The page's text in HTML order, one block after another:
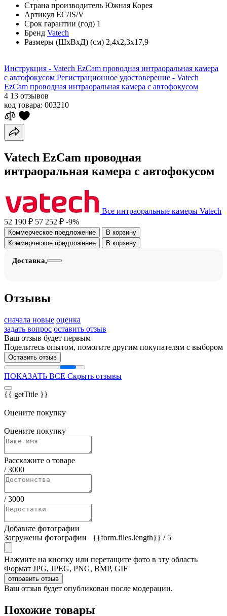
Страна производитель Южная Корея
Артикул EC/IS/V
Срок гарантии (год) 1
Бренд Vatech
Размеры (ШхВхД) (см) 2,4х2,3х17,9
Инструкция - Vatech EzCam проводная интраоральная камера
с автофокусом Регистрационное удостоверение - Vatech
EzCam проводная интраоральная камера с автофокусом
4 13 отзывов
код товара: 003210
Vatech EzCam проводная
интраоральная камера с автофокусом
Все интраоральные камеры Vatech
52 190 ₽ 57 252 ₽ -9%
Коммерческое предложение
В корзину
Коммерческое предложение
В корзину
Доставка,
Отзывы
сначала новые оценка
задать вопрос оставить отзыв
Ваш отзыв будет первым
Поделитесь опытом, помогите другим покупателям с выбором
Оставить отзыв
ПОКАЗАТЬ ВСЕ Скрыть отзывы
{{ getTitle }}
Оцените покупку
Оцените покупку
Расскажите о товаре
/3000
/3000
Добавьте фотографии
Загружены фотографии
{{form.files.length}} / 5
Нажмите на кнопку или перетащите фото в эту область
Формат JPG, JPEG, PNG, BMP, GIF
отправить отзыв
Ваш отзыв будет опубликован после модерации.
Похожие товары